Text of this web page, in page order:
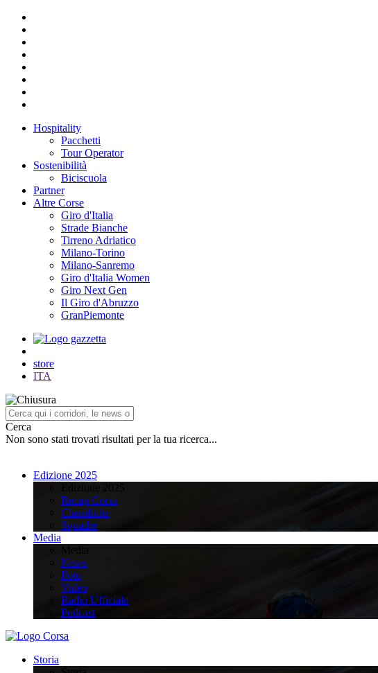
Hospitality
Pacchetti
Tour Operator
Sostenibilità
Biciscuola
Partner
Altre Corse
Giro d'Italia
Strade Bianche
Tirreno Adriatico
Milano-Torino
Milano-Sanremo
Giro d'Italia Women
Giro Next Gen
Il Giro d'Abruzzo
GranPiemonte
store
ITA
Cerca
Non sono stati trovati risultati per la tua ricerca...
Edizione 2025
Recap Corsa
Classifiche
Squadre
Media
News
Foto
Video
Radio Ufficiale
Podcast
Storia